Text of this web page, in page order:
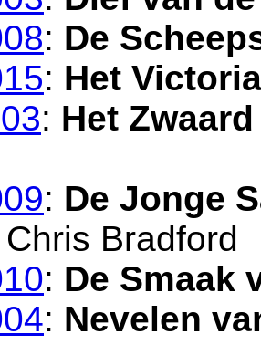
: De
: Het
: Het
: De Jonge
Bradford
: De Smaak
: Nevelen